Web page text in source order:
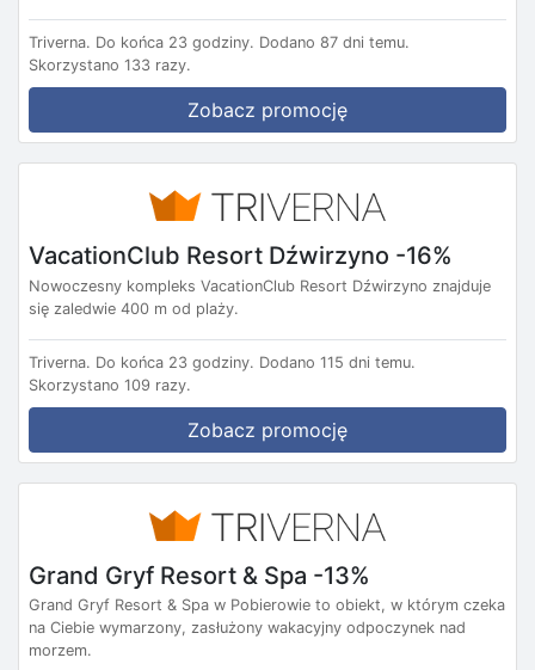
Triverna. Do końca 23 godziny. Dodano 87 dni temu.
Skorzystano 133 razy.
Zobacz promocję
VacationClub Resort Dźwirzyno -16%
Nowoczesny kompleks VacationClub Resort Dźwirzyno znajduje
się zaledwie 400 m od plaży.
Triverna. Do końca 23 godziny. Dodano 115 dni temu.
Skorzystano 109 razy.
Zobacz promocję
Grand Gryf Resort & Spa -13%
Grand Gryf Resort & Spa w Pobierowie to obiekt, w którym czeka
na Ciebie wymarzony, zasłużony wakacyjny odpoczynek nad
morzem.